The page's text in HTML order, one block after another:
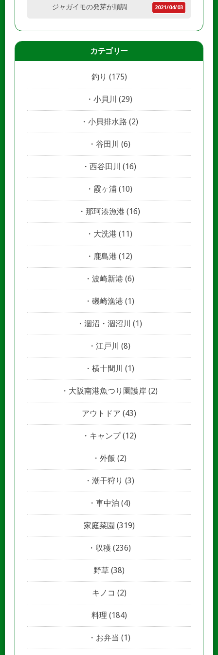
ジャガイモの発芽が順調 2021/04/03
カテゴリー
釣り (175)
小貝川 (29)
小貝排水路 (2)
谷田川 (6)
西谷田川 (16)
霞ヶ浦 (10)
那珂湊漁港 (16)
大洗港 (11)
鹿島港 (12)
波崎新港 (6)
磯崎漁港 (1)
涸沼・涸沼川 (1)
江戸川 (8)
横十間川 (1)
大阪南港魚つり園護岸 (2)
アウトドア (43)
キャンプ(12)
外飯 (2)
潮干狩り (3)
車中泊 (4)
家庭菜園 (319)
収穫 (236)
野草 (38)
キノコ (2)
料理 (184)
お弁当 (1)